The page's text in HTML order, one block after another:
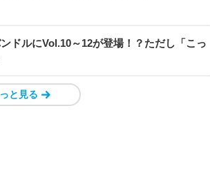
ドルにVol.10～12が登場！？ただし「こっ
と見る